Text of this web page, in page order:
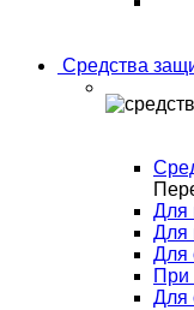
Средства
Для
Для
Для
При
Для